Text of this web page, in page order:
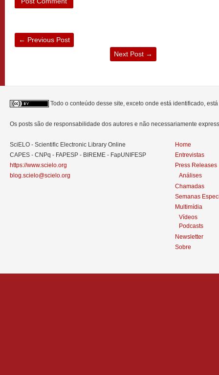
← Previous Post
Next Post →
Todo o conteúdo desse site, exceto onde está identificado,
Os posts são de responsabilidade dos autores e não necessariamente
SciELO - Scientific Electronic Library Online
CAPES - CNPq - FAPESP - BIREME - FapUNIFESP
https://www.scielo.org
blog.scielo@scielo.org
Home
Entrevistas
Press Releases
Análises
Chamadas
Semanas
Multimídia
Vídeos
Podcasts
Newsletter
Sobre